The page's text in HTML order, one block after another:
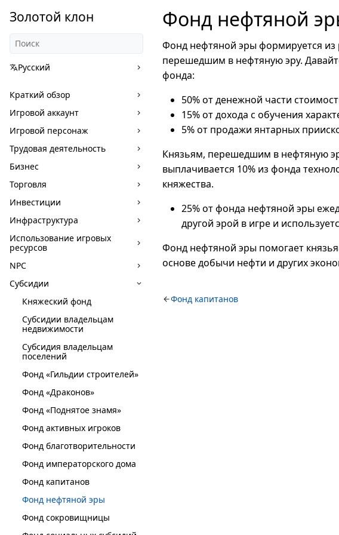
Золотой клон
Русский
Краткий обзор
Игровой аккаунт
Игровой персонаж
Трудовая деятельность
Бизнес
Торговля
Инвестиции
Инфраструктура
Использование игровых
ресурсов
NPC
Субсидии
Княжеский фонд
Субсидии владельцам
недвижимости
Субсидия владельцам
поселений
Фонд «Гильдии строителей»
Фонд «Драконов»
Фонд «Поднятое знамя»
Фонд активных игроков
Фонд благотворительности
Фонд императорского дома
Фонд капитанов
Фонд нефтяной эры
Фонд сокровищницы
Фонд нефтяной
Фонд нефтяной эры формируется из
перешедшим в нефтяную эру.
фонда:
50% от денежной части
15% от дохода с обучения
5% от продажи янтарных
Князьям, перешедшим в нефтяную
выплачивается 10% из фонда
княжества.
25% от фонда нефтяной эры
другой эрой в игре и
Фонд нефтяной эры помогает
основе добычи нефти и других
Фонд капитанов